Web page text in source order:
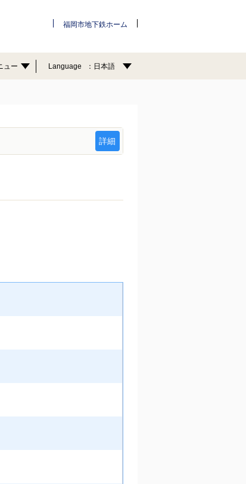
福岡市地下鉄ホーム
ュー Language 日本語
詳細